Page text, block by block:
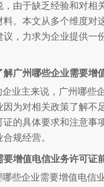
，由于缺乏经验和对相
料。本文从多个维度对
议，力求为企业提供一
解广州哪些企业需要增
企业主来说，广州哪些
因为对相关政策了解不
证的具体要求和注意事
规经营。
要增值电信业务许可证
些企业需要增值电信